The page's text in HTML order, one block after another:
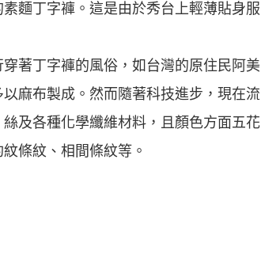
素麵丁字褲。這是由於秀台上輕薄貼身服
著丁字褲的風俗，如台灣的原住民阿美
麻布製成。然而隨著科技進步，現在流
及各種化學纖維材料，且顏色方面五花
條紋、相間條紋等。